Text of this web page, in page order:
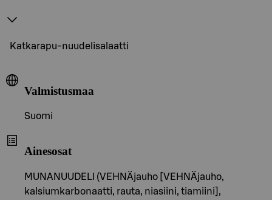
Katkarapu-nuudelisalaatti
Valmistusmaa
Suomi
Ainesosat
MUNANUUDELI (VEHNÄjauho [VEHNÄjauho,
kalsiumkarbonaatti, rauta, niasiini, tiamiini],